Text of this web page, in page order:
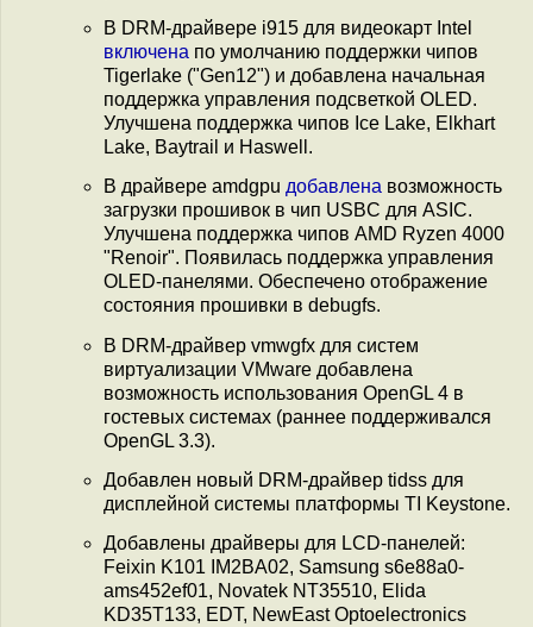
В DRM-драйвере i915 для видеокарт Intel
включена по умолчанию поддержки чипов
Tigerlake ("Gen12") и добавлена начальная
поддержка управления подсветкой OLED.
Улучшена поддержка чипов Ice Lake, Elkhart
Lake, Baytrail и Haswell.
В драйвере amdgpu добавлена возможность
загрузки прошивок в чип USBC для ASIC.
Улучшена поддержка чипов AMD Ryzen 4000
"Renoir". Появилась поддержка управления
OLED-панелями. Обеспечено отображение
состояния прошивки в debugfs.
В DRM-драйвер vmwgfx для систем
виртуализации VMware добавлена
возможность использования OpenGL 4 в
гостевых системах (раннее поддерживался
OpenGL 3.3).
Добавлен новый DRM-драйвер tidss для
дисплейной системы платформы TI Keystone.
Добавлены драйверы для LCD-панелей:
Feixin K101 IM2BA02, Samsung s6e88a0-
ams452ef01, Novatek NT35510, Elida
KD35T133, EDT, NewEast Optoelectronics